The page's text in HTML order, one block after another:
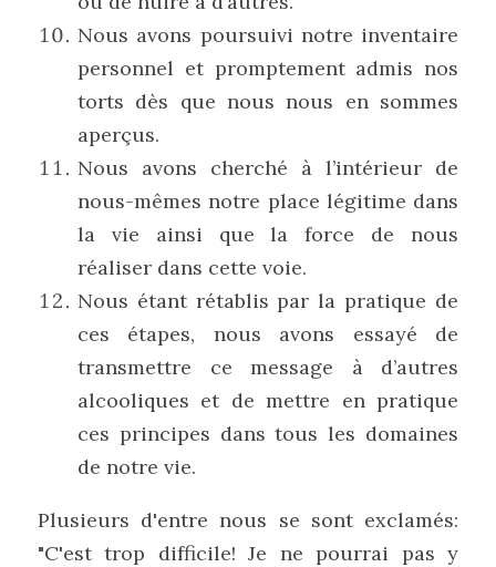
Nous avons poursuivi notre inventaire
personnel et promptement admis nos
torts dès que nous nous en sommes
aperçus.
Nous avons cherché à l’intérieur de
nous-mêmes notre place légitime dans
la vie ainsi que la force de nous
réaliser dans cette voie.
Nous étant rétablis par la pratique de
ces étapes, nous avons essayé de
transmettre ce message à d’autres
alcooliques et de mettre en pratique
ces principes dans tous les domaines
de notre vie.
Plusieurs d'entre nous se sont exclamés:
"C'est trop difficile! Je ne pourrai pas y